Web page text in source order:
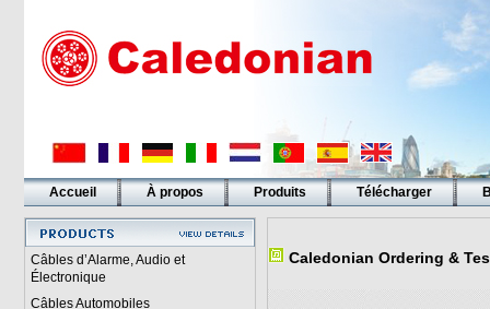
Accueil À propos Produits Télécharger
Liens
Câbles d’Alarme, Audio et
Électronique
Câbles Automobiles
Caledonian Ordering &